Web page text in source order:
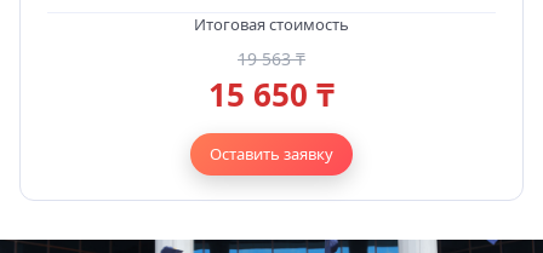
Итоговая стоимость
19 563 ₸
15 650 ₸
Оставить заявку